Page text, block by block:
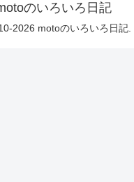
のいろいろ日記
2026 motoのいろいろ日記.